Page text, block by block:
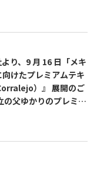
旅行
・メスカルが 飲めるバー
り、9 月 16 日「メキ
けたプレミアムテキ
）』 展開のご
の父ゆかりのプレミア